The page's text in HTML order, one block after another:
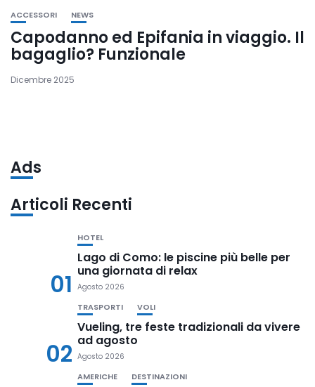
ACCESSORI NEWS
Capodanno ed Epifania in viaggio. Il
bagaglio? Funzionale
Dicembre 2025
Ads
Articoli Recenti
01
HOTEL
Lago di Como: le piscine più belle per
una giornata di relax
Agosto 2026
02
TRASPORTI VOLI
Vueling, tre feste tradizionali da vivere
ad agosto
Agosto 2026
AMERICHE DESTINAZIONI